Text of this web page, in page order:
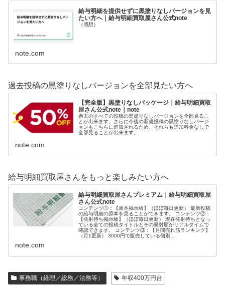
給与明細を提供せずに黒塗りなしバージョンを見
たい方へ｜給与明細買取屋さん公式note
（感想）
note.com
過去投稿の黒塗りなしバージョンを全部見たい方へ
【完全版】黒塗りなしパッケージ｜給与明細買取
屋さん公式note｜note
過去のすべての投稿の黒塗りなしバージョンを全部見るこ
とが出来ます。さらに今後の新規投稿の黒塗りなしバージ
ョンもこちらに追加されるため、それらも追加料金なしで
全部見ることが出来ます。
note.com
給与明細買取屋さんをもっと楽しみたい方へ
給与明細買取屋さんプレミアム｜給与明細買取屋
さん公式note
コンテンツ①：【原本掲示板】（ほぼ毎日更新） 最新投稿
の給与明細の原本を見ることができます。 コンテンツ②：
【発射待ち掲示板】（ほぼ毎日更新） 現在発射待ちとなっ
ている全ての投稿タイトルとその発射順がリアルタイムで
確認できます。 コンテンツ③：【月間売れ筋ランキング】
（月1更新） 3000円で販売している個別...
note.com
事務職（経理／総務／法務等） 年収400万円台